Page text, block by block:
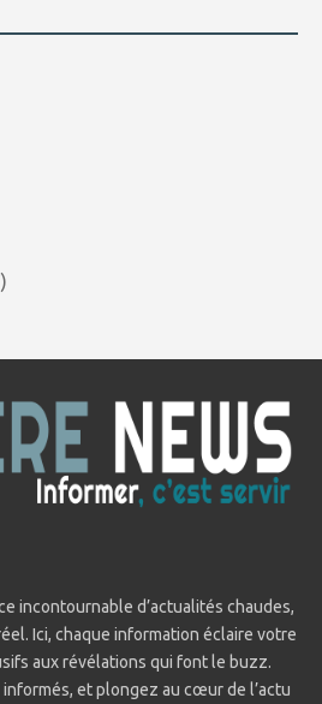
incontournable d’actualités chaudes,
Ici, chaque information éclaire votre
aux révélations qui font le buzz.
et plongez au cœur de l’actu